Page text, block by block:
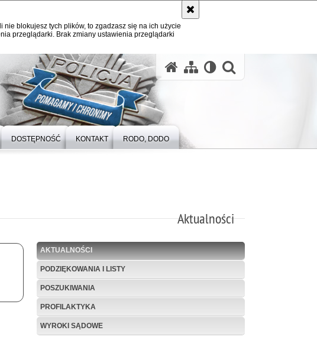
blokujesz tych plików, to zgadzasz się na ich użycie
przeglądarki. Brak zmiany ustawienia przeglądarki
DOSTĘPNOŚĆ KONTAKT RODO, DODO
Aktualności
AKTUALNOŚCI
PODZIĘKOWANIA I LISTY
POSZUKIWANIA
PROFILAKTYKA
WYROKI SĄDOWE